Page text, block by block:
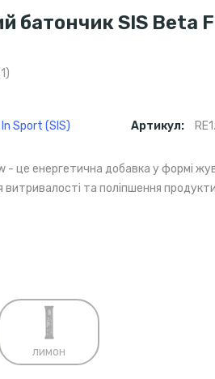
батончик SIS Beta
Sport (SIS) Артикул:
- це енергетична добавка у формі
та поліпшення
лимон